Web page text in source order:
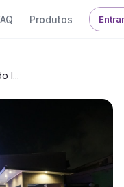
Produtos
I...